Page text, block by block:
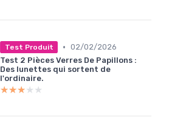
Test Produit • 02/02/2026
Test 2 Pièces Verres De Papillons :
Des lunettes qui sortent de
l'ordinaire.
★★★★★
★★★★★